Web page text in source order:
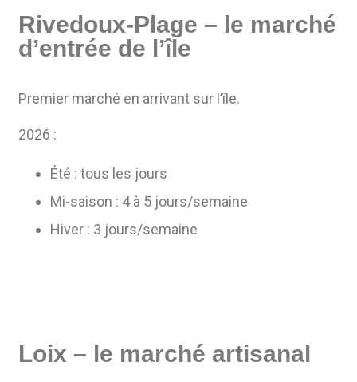
Rivedoux-Plage – le marché
d’entrée de l’île
Premier marché en arrivant sur l’île.
2026 :
Été : tous les jours
Mi-saison : 4 à 5 jours/semaine
Hiver : 3 jours/semaine
Loix – le marché artisanal